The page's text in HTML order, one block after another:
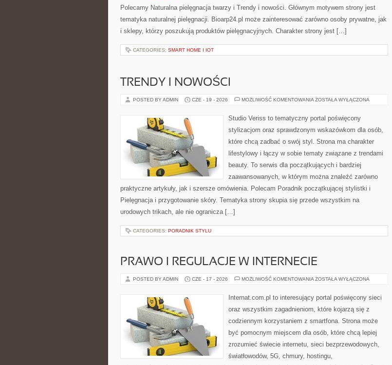
Polecamy Naturalna pielęgnacja twarzy i Trendy i nowości. Głównym motywem strony jest
tematyka naturalnej pielęgnacji. Bioarp24.pl może zainteresować zarówno osoby prywatne, jak
i sklepy, którzy poszukują produktów pielęgnacyjnych. Charakter strony jest […]
CATEGORIES: SMART HOME I IOT
TRENDY I NOWOŚCI
POSTED BY ADMIN CZE - 19 - 2026 MOŻLIWOŚĆ KOMENTOWANIA TRENDY
ZOSTAŁA WYŁĄCZONA
Studio Veriss to tematyczny portal poświęcony
stylizacjom oraz sprawdzonym wskazówkom dla osób,
które chcą zadbać o swój styl. Strona ma charakter
lifestylowy i łączy w sobie tematy związane z trendami
beauty. To serwis dla początkujących i bardziej
zaawansowanych, w którym można znaleźć zarówno
praktyczne artykuły, jak i szersze omówienia. Polecam Poradnik początkującej stylistki i
Pielęgnacja i przygotowanie skóry. Tematyka strony skupia się przede wszystkim na
urodowych trikach, ale nie ogranicza […]
CATEGORIES: PORADNIK STYLU
PRAWO I REGULACJE W INTERNECIE
POSTED BY ADMIN CZE - 17 - 2026 MOŻLIWOŚĆ KOMENTOWANIA PRAWO
INTERNECIE
ZOSTAŁA WYŁĄCZONA
Internat.com.pl to interesujący portal poświęcony sieci
oraz wszystkim zagadnieniom, które kojarzą się z
codziennym korzystaniem z smartfona. Strona może
być pomocnym miejscem dla osób, które chcą lepiej
zrozumieć świecie internetu, sieci bezprzewodowych,
światłowodów, 5G, chmury, hostingu,